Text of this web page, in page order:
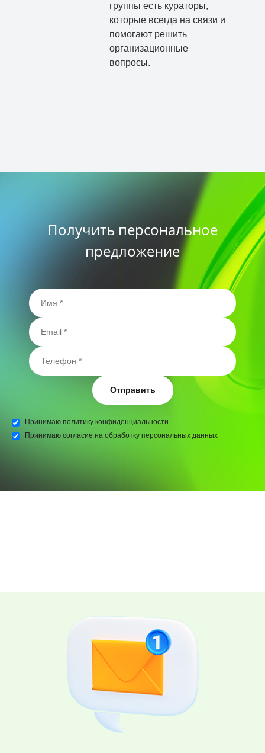
группы есть кураторы,
которые всегда на связи и
помогают решить
организационные
вопросы.
Получить персональное
предложение
Отправить
Принимаю политику конфиденциальности
Принимаю согласие на обработку персональных данных